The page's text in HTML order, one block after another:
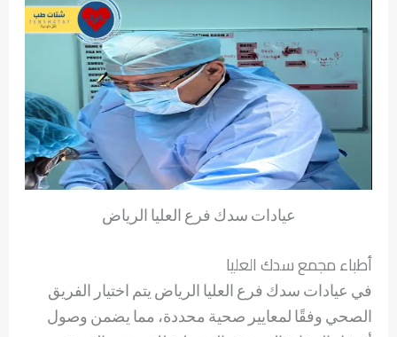
عيادات سدك فرع العليا الرياض
أطباء مجمع سدك العليا
في عيادات سدك فرع العليا الرياض يتم اختيار الفريق
الصحي وفقًا لمعايير صحية محددة، مما يضمن وصول